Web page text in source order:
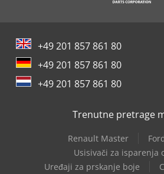
+49 201 857 861 80
+49 201 857 861 80
+49 201 857 861 80
Trenutne pretrage
Renault Master
Usisivači za isparenja
Uređaji za prskanje boje